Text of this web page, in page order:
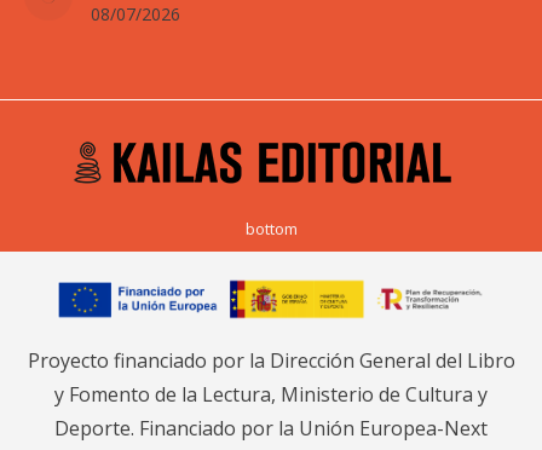
08/07/2026
bottom
Proyecto financiado por la Dirección General del Libro
y Fomento de la Lectura, Ministerio de Cultura y
Deporte. Financiado por la Unión Europea-Next